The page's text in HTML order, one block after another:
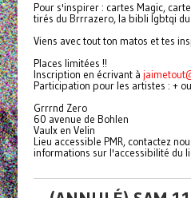
Pour s'inspirer : cartes Magic,
tirés du Brrrazero, la bibli lgbtqi
Viens avec tout ton matos et tes
Places limitées !!
Inscription en écrivant à
Participation pour les artistes : +
Grrrnd Zero
60 avenue de Bohlen
Vaulx en Velin
Lieu accessible PMR, contactez
informations sur l'accessibilité du